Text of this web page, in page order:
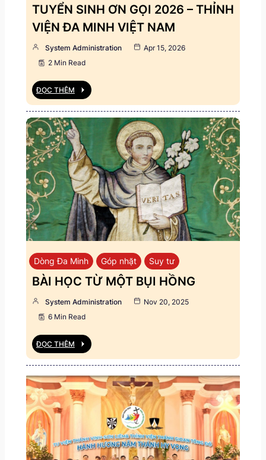
TUYỂN SINH ƠN GỌI 2026 – THỈNH
VIỆN ĐA MINH VIỆT NAM
System Administration
Apr 15, 2026
2 Min Read
ĐỌC THÊM
Dòng Đa Minh Góp nhặt Suy tư
BÀI HỌC TỪ MỘT BỤI HỒNG
System Administration
Nov 20, 2025
6 Min Read
ĐỌC THÊM